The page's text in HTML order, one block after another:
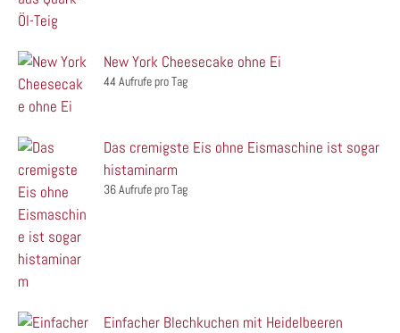
New York Cheesecake ohne Ei
44 Aufrufe pro Tag
Das cremigste Eis ohne Eismaschine ist sogar
histaminarm
36 Aufrufe pro Tag
Einfacher Blechkuchen mit Heidelbeeren